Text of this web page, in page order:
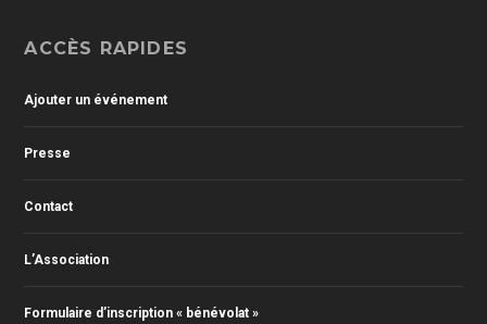
ACCÈS RAPIDES
Ajouter un événement
Presse
Contact
L’Association
Formulaire d’inscription « bénévolat »